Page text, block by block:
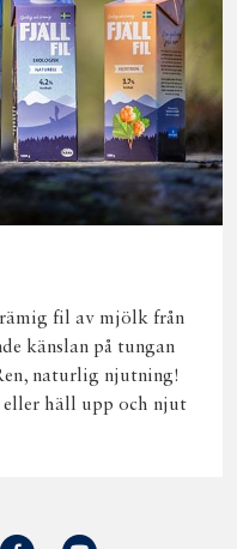
fil av mjölk från
känslan på tungan
naturlig njutning!
eller häll upp och njut